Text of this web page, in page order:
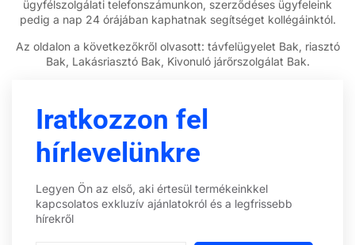
ügyfélszolgálati telefonszámunkon, szerződéses ügyfeleink
pedig a nap 24 órájában kaphatnak segítséget kollégáinktól.
Az oldalon a következőkről olvasott: távfelügyelet Bak, riasztó
Bak, Lakásriasztó Bak, Kivonuló járőrszolgálat Bak.
Iratkozzon fel
hírlevelünkre
Legyen Ön az első, aki értesül termékeinkkel
kapcsolatos exkluzív ajánlatokról és a legfrissebb
hírekről